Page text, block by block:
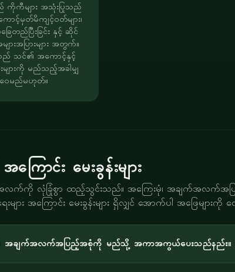
ကီများ အသုံးပြုသည်
င့်မှတ်မိကျင့်ဝတ်များ၊
ေတည်ပြီးခြင်း နှင့် ဆိုင်
ျားအပြားများ အတွက်။
သင်၏ အကောင့်နှင့်
းများကို မည်သည့်အခါမျှ
ဝေမည်မဟုတ်။
ောင်း မေးခွန်းများ
လက်ကို လုံခြုံစွာ ထည့်သွင်းသည်။ အကြေးမုံ၊ အချက်အလက်
ျား အကြောင်း မေးခွန်းများ ရှိလျှင် အောက်ပါ အဖြေများကို လ
အချက်အလက်အပြည့်အစုံကို မည်သို့ အကာအကွယ်ပေးသည်နည်း။